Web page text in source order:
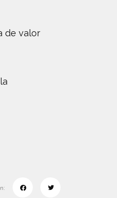
de valor